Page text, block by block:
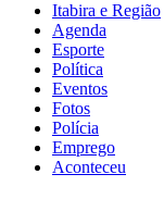
Itabira e Região
Agenda
Esporte
Política
Eventos
Fotos
Polícia
Emprego
Aconteceu